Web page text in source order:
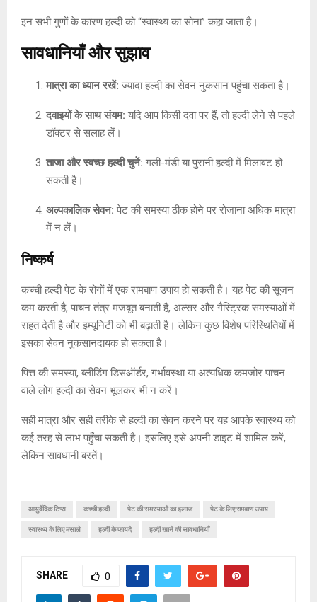
इन सभी गुणों के कारण हल्दी को “स्वास्थ्य का सोना” कहा जाता है।
सावधानियाँ और सुझाव
मात्रा का ध्यान रखें: ज्यादा हल्दी का सेवन नुकसान पहुंचा सकता है।
दवाइयों के साथ संयम: यदि आप किसी दवा पर हैं, तो हल्दी लेने से पहले
डॉक्टर से सलाह लें।
ताजा और स्वच्छ हल्दी चुनें: गली-मंडी या पुरानी हल्दी में मिलावट हो
सकती है।
अल्पकालिक सेवन: पेट की समस्या ठीक होने पर रोजाना अधिक मात्रा
में न लें।
निष्कर्ष
कच्ची हल्दी पेट के रोगों में एक रामबाण उपाय हो सकती है। यह पेट की सूजन
कम करती है, पाचन तंत्र मजबूत बनाती है, अल्सर और गैस्ट्रिक समस्याओं में
राहत देती है और इम्यूनिटी को भी बढ़ाती है। लेकिन कुछ विशेष परिस्थितियों में
इसका सेवन नुकसानदायक हो सकता है।
पित्त की समस्या, ब्लीडिंग डिसऑर्डर, गर्भावस्था या अत्यधिक कमजोर पाचन
वाले लोग हल्दी का सेवन भूलकर भी न करें।
सही मात्रा और सही तरीके से हल्दी का सेवन करने पर यह आपके स्वास्थ्य को
कई तरह से लाभ पहुँचा सकती है। इसलिए इसे अपनी डाइट में शामिल करें,
लेकिन सावधानी बरतें।
आयुर्वेदिक टिप्स कच्ची हल्दी पेट की समस्याओं का इलाज पेट के लिए रामबाण उपाय
स्वास्थ्य के लिए मसाले हल्दी के फायदे हल्दी खाने की सावधानियाँ
SHARE 0